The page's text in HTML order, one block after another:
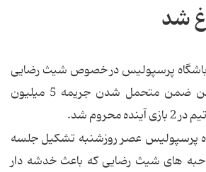
شد
پرسپولیس در خصوص شیث رضایی
صادر شد و این بازیکن ضمن متحمل شدن جریمه 5 میلیون
محروم شد.
پرسپولیس عصر روزشنبه تشکیل جلسه
های شیث رضایی که باعث خدشه دار